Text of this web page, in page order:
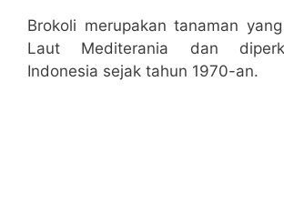
Brokoli merupakan tanaman
Laut Mediterania dan
Indonesia sejak tahun 1970-an.